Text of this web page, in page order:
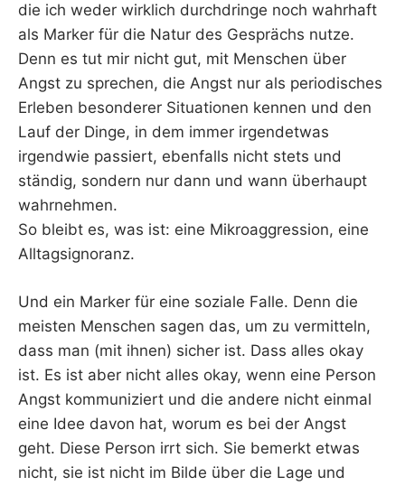
die ich weder wirklich durchdringe noch wahrhaft
als Marker für die Natur des Gesprächs nutze.
Denn es tut mir nicht gut, mit Menschen über
Angst zu sprechen, die Angst nur als periodisches
Erleben besonderer Situationen kennen und den
Lauf der Dinge, in dem immer irgendetwas
irgendwie passiert, ebenfalls nicht stets und
ständig, sondern nur dann und wann überhaupt
wahrnehmen.
So bleibt es, was ist: eine Mikroaggression, eine
Alltagsignoranz.
Und ein Marker für eine soziale Falle. Denn die
meisten Menschen sagen das, um zu vermitteln,
dass man (mit ihnen) sicher ist. Dass alles okay
ist. Es ist aber nicht alles okay, wenn eine Person
Angst kommuniziert und die andere nicht einmal
eine Idee davon hat, worum es bei der Angst
geht. Diese Person irrt sich. Sie bemerkt etwas
nicht, sie ist nicht im Bilde über die Lage und